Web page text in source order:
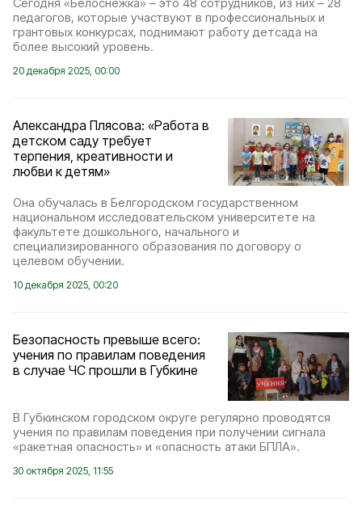
педагогов, которые участвуют в профессиональных и
грантовых конкурсах, поднимают работу детсада на
более высокий уровень.
20 декабря 2025, 00:00
Александра Плясова: «Работа в
детском саду требует
терпения, креативности и
любви к детям»
Она обучалась в Белгородском государственном
национальном исследовательском университете на
факультете дошкольного, начального и
специализированного образования по договору о
целевом обучении.
10 декабря 2025, 00:20
Безопасность превыше всего:
учения по правилам поведения
в случае ЧС прошли в Губкине
В Губкинском городском округе регулярно проводятся
учения по правилам поведения при получении сигнала
«ракетная опасность» и «опасность атаки БПЛА».
30 октября 2025, 11:55